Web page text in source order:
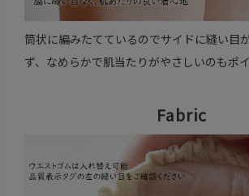
筒状に編みたてているのでサイドに縫い目
ず、なめらかで肌当たりがやさしいのもポイ
Fabric